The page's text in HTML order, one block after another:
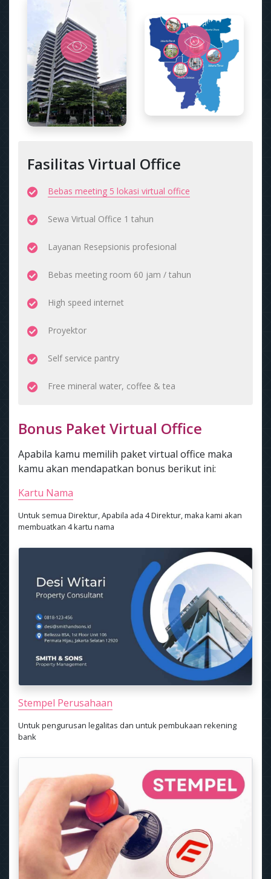
Fasilitas Virtual Office
Bebas meeting 5 lokasi virtual office
Sewa Virtual Office 1 tahun
Layanan Resepsionis profesional
Bebas meeting room 60 jam / tahun
High speed internet
Proyektor
Self service pantry
Free mineral water, coffee & tea
Bonus Paket Virtual Office
Apabila kamu memilih paket virtual office maka
kamu akan mendapatkan bonus berikut ini:
Kartu Nama
Untuk semua Direktur, Apabila ada 4 Direktur, maka kami akan
membuatkan 4 kartu nama
Stempel Perusahaan
Untuk pengurusan legalitas dan untuk pembukaan rekening
bank